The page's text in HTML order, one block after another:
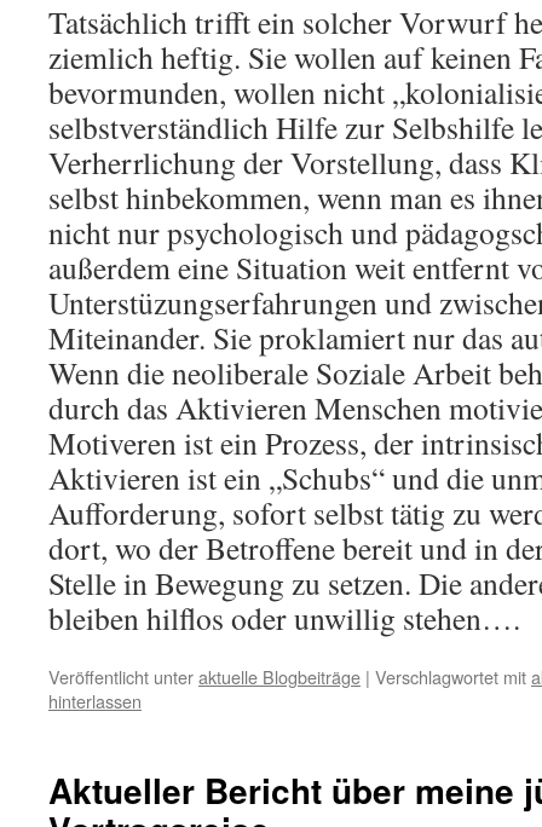
Tatsächlich trifft ein solcher Vorwurf
ziemlich heftig. Sie wollen auf keinen
bevormunden, wollen nicht
selbstverständlich Hilfe zur Selbshilfe
Verherrlichung der Vorstellung, dass
selbst hinbekommen, wenn man es
nicht nur psychologisch und
außerdem eine Situation weit entfernt
Unterstüzungserfahrungen und
Miteinander. Sie proklamiert nur das
Wenn die neoliberale Soziale Arbeit
durch das Aktivieren Menschen
Motiveren ist ein Prozess, der
Aktivieren ist ein „Schubs“ und die
Aufforderung, sofort selbst tätig zu
dort, wo der Betroffene bereit und in
Stelle in Bewegung zu setzen. Die
bleiben hilflos oder unwillig stehen….
Veröffentlicht unteraktuelle Blogbeiträge | Verschlagwortet mit
hinterlassen
Aktueller Bericht über meine